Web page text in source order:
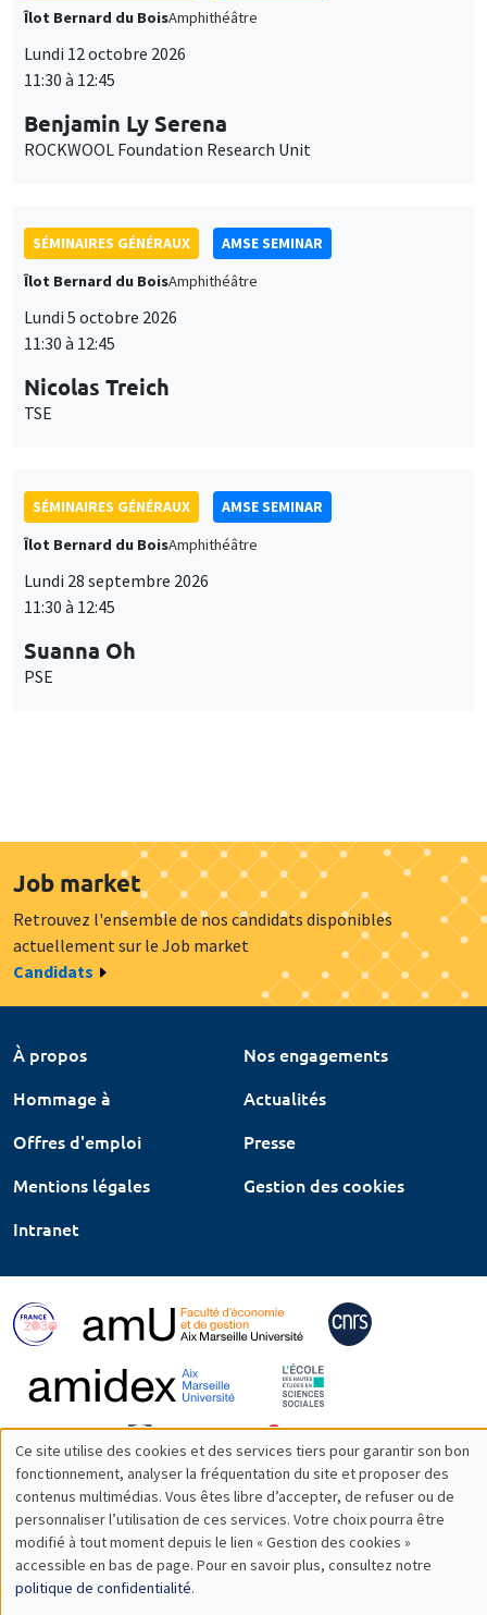
Îlot Bernard du BoisAmphithéâtre
Lundi 12 octobre 2026
11:30 à 12:45
Benjamin Ly Serena
ROCKWOOL Foundation Research Unit
SÉMINAIRES GÉNÉRAUX
AMSE SEMINAR
Îlot Bernard du BoisAmphithéâtre
Lundi 5 octobre 2026
11:30 à 12:45
Nicolas Treich
TSE
SÉMINAIRES GÉNÉRAUX
AMSE SEMINAR
Îlot Bernard du BoisAmphithéâtre
Lundi 28 septembre 2026
11:30 à 12:45
Suanna Oh
PSE
Job market
Retrouvez l'ensemble de nos candidats disponibles
actuellement sur le Job market
Candidats
À propos
Nos engagements
Hommage à
Actualités
Offres d'emploi
Presse
Mentions légales
Gestion des cookies
Intranet
Utilisation
des
données
personnelles
Ce site utilise des cookies et des services tiers pour garantir son bon
fonctionnement, analyser la fréquentation du site et proposer des
contenus multimédias. Vous êtes libre d’accepter, de refuser ou de
personnaliser l’utilisation de ces services. Votre choix pourra être
modifié à tout moment depuis le lien « Gestion des cookies »
accessible en bas de page. Pour en savoir plus, consultez notre
politique de confidentialité.